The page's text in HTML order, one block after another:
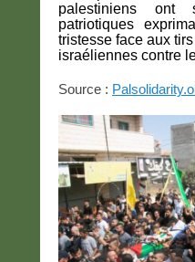
palestiniens ont
patriotiques
tristesse face aux
israéliennes contre
Source :